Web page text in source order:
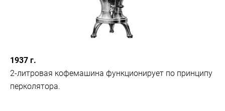
1937 г.
2-литровая кофемашина функционирует по принципу
перколятора.